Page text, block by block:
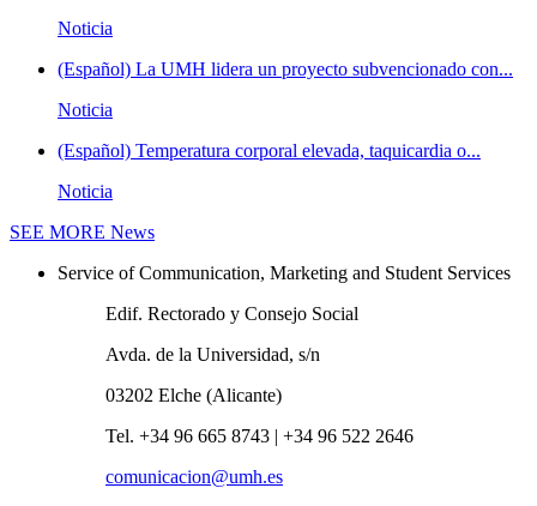
Noticia
(Español) La UMH lidera un proyecto subvencionado con...
Noticia
(Español) Temperatura corporal elevada, taquicardia o...
Noticia
SEE MORE News
Service of Communication, Marketing and Student Services
Edif. Rectorado y Consejo Social
Avda. de la Universidad, s/n
03202 Elche (Alicante)
Tel. +34 96 665 8743 | +34 96 522 2646
comunicacion@umh.es